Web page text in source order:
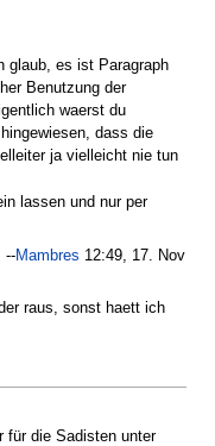
glaub, es ist Paragraph
Benutzung der
waerst du
dass die
ja vielleicht nie tun
lassen und nur per
--Mambres 12:49, 17. Nov
raus, sonst haett ich
für die Sadisten unter